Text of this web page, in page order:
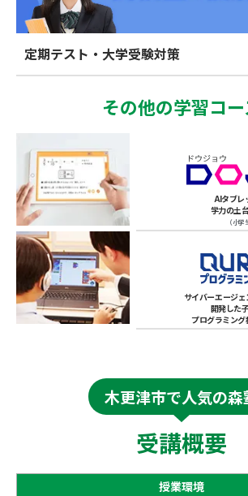
定期テスト・大学受験対策
その他の学習コー
AIタブレ
学力の土
（小学
サイバーエージ
開発した
プログラミング
木更津市で人気の森
受講概要
授業環境